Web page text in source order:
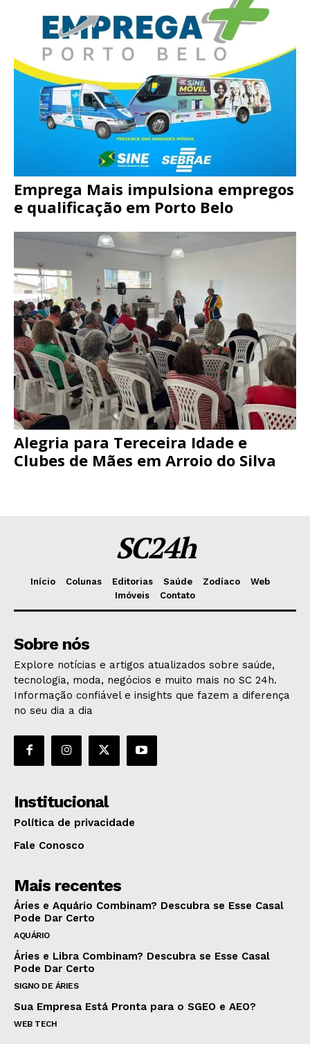
Emprega Mais impulsiona empregos
e qualificação em Porto Belo
Alegria para Tereceira Idade e
Clubes de Mães em Arroio do Silva
SC24h
Início Colunas Editorias Saúde Zodíaco
Web
Imóveis
Contato
Sobre nós
Explore notícias e artigos atualizados sobre saúde,
tecnologia, moda, negócios e muito mais no SC 24h.
Informação confiável e insights que fazem a diferença
no seu dia a dia
Institucional
Política de privacidade
Fale Conosco
Mais recentes
Áries e Aquário Combinam? Descubra se Esse Casal
Pode Dar Certo
AQUÁRIO
Áries e Libra Combinam? Descubra se Esse Casal
Pode Dar Certo
SIGNO DE ÁRIES
Sua Empresa Está Pronta para o SGEO e AEO?
WEB TECH